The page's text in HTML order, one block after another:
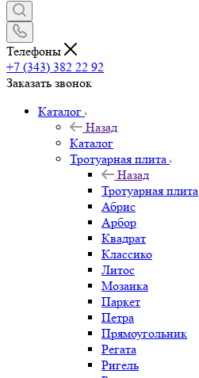
Телефоны
+7 (343) 382 22 92
Заказать звонок
Каталог
Назад
Каталог
Тротуарная плита
Назад
Тротуарная плита
Абрис
Арбор
Квадрат
Классико
Литос
Мозаика
Паркет
Петра
Прямоугольник
Регата
Ригель